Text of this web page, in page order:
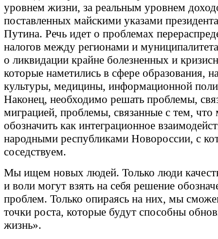
уровнем жизни, за реальным уровнем
поставленных майскими указами
Путина. Речь идет о проблемах
налогов между регионами и
о ликвидации крайне болезненных и
которые наметились в сфере образования,
культуры, медицины, информационной
Наконец, необходимо решать проблемы,
миграцией, проблемы, связанные с тем,
обозначить как интеграционное
народными республиками Новороссии, с
соседствуем.
Мы ищем новых людей. Только люди
и воли могут взять на себя решение
проблем. Только опираясь на них, мы
точки роста, которые будут способны
жизнь».